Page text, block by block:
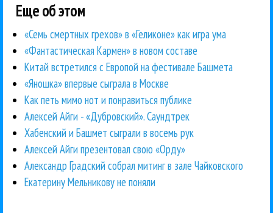
Еще об этом
«Семь смертных грехов» в «Геликоне» как игра ума
«Фантастическая Кармен» в новом составе
Китай встретился с Европой на фестивале Башмета
«Яношка» впервые сыграла в Москве
Как петь мимо нот и понравиться публике
Алексей Айги - «Дубровский». Саундтрек
Хабенский и Башмет сыграли в восемь рук
Алексей Айги презентовал свою «Орду»
Александр Градский собрал митинг в зале Чайковского
Екатерину Мельникову не поняли